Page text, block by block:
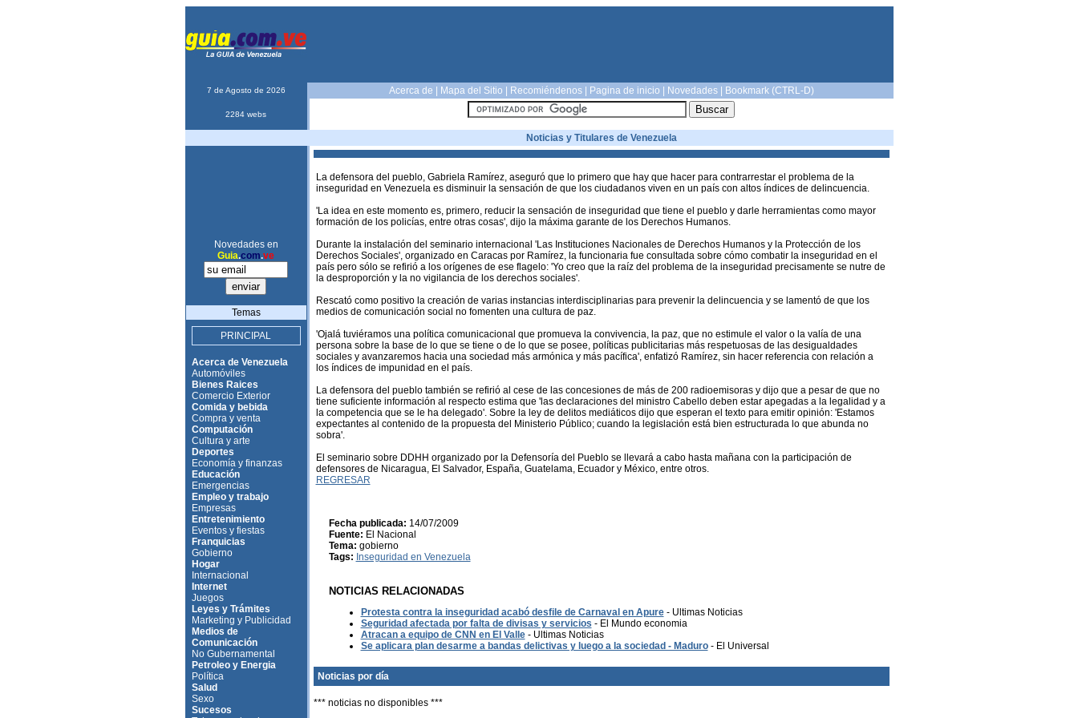
7 de Agosto de 2026 Acerca de Mapa del Sitio Recomiéndenos| Pagina de inicio Novedades| Bookmark (CTRL-D)
2284 webs
Noticias y Titulares de Venezuela
Novedades en
Guia.com.ve
Temas
PRINCIPAL
Acerca de Venezuela
Automóviles
Bienes Raices
Comercio Exterior
Comida y bebida
Compra y venta
Computación
Cultura y arte
Deportes
Economía y finanzas
Educación
Emergencias
Empleo y trabajo
Empresas
Entretenimiento
Eventos y fiestas
Franquicias
Gobierno
Hogar
Internacional
Internet
Juegos
Leyes y Trámites
Marketing y Publicidad
Medios de
Comunicación
No Gubernamental
Petroleo y Energia
Política
Salud
Sexo
Sucesos
La defensora del pueblo, Gabriela Ramírez, aseguró que lo primero que hay que hacer para contrarrestar el problema de la
inseguridad en Venezuela es disminuir la sensación de que los ciudadanos viven en un país con altos índices de delincuencia.
'La idea en este momento es, primero, reducir la sensación de inseguridad que tiene el pueblo y darle herramientas como mayor
formación de los policías, entre otras cosas', dijo la máxima garante de los Derechos Humanos.
Durante la instalación del seminario internacional 'Las Instituciones Nacionales de Derechos Humanos y la Protección de los
Derechos Sociales', organizado en Caracas por Ramírez, la funcionaria fue consultada sobre cómo combatir la inseguridad en el
país pero sólo se refirió a los orígenes de ese flagelo: 'Yo creo que la raíz del problema de la inseguridad precisamente se nutre de
la desproporción y la no vigilancia de los derechos sociales'.
Rescató como positivo la creación de varias instancias interdisciplinarias para prevenir la delincuencia y se lamentó de que los
medios de comunicación social no fomenten una cultura de paz.
'Ojalá tuviéramos una política comunicacional que promueva la convivencia, la paz, que no estimule el valor o la valía de una
persona sobre la base de lo que se tiene o de lo que se posee, políticas publicitarias más respetuosas de las desigualdades
sociales y avanzaremos hacia una sociedad más armónica y más pacífica', enfatizó Ramírez, sin hacer referencia con relación a
los índices de impunidad en el país.
La defensora del pueblo también se refirió al cese de las concesiones de más de 200 radioemisoras y dijo que a pesar de que no
tiene suficiente información al respecto estima que 'las declaraciones del ministro Cabello deben estar apegadas a la legalidad y a
la competencia que se le ha delegado'. Sobre la ley de delitos mediáticos dijo que esperan el texto para emitir opinión: 'Estamos
expectantes al contenido de la propuesta del Ministerio Público; cuando la legislación está bien estructurada lo que abunda no
sobra'.
El seminario sobre DDHH organizado por la Defensoría del Pueblo se llevará a cabo hasta mañana con la participación de
defensores de Nicaragua, El Salvador, España, Guatelama, Ecuador y México, entre otros.
REGRESAR
Fecha publicada: 14/07/2009
Fuente: El Nacional
Tema: gobierno
Tags: Inseguridad en Venezuela
NOTICIAS RELACIONADAS
Protesta contra la inseguridad acabó desfile de Carnaval en Apure- Ultimas Noticias
Seguridad afectada por falta de divisas y servicios - El Mundo economia
Atracan a equipo de CNN en El Valle- Ultimas Noticias
Se aplicara plan desarme a bandas delictivas y luego a la sociedad - Maduro- El Universal
Noticias por día
*** noticias no disponibles ***